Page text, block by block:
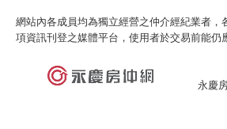
網站內各成員均為獨立經營之仲介經紀業者
項資訊刊登之媒體平台，使用者於交易前能
永慶